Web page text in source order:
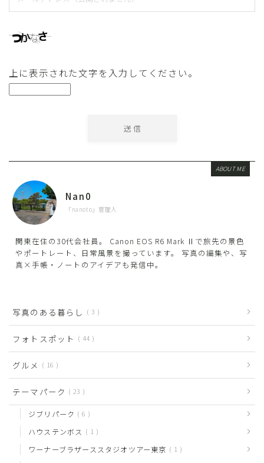
上に表示された文字を入力してください。
ABOUT ME
Nan0
「nanoto」管理人
関東在住の30代会社員。 Canon EOS R6 Mark Ⅱで旅先の景色
やポートレート、日常風景を撮っています。 写真の編集や、写
真×手帳・ノートのアイデアも発信中。
写真のある暮らし 3
フォトスポット 44
グルメ 16
テーマパーク 23
ジブリパーク 6
ハウステンボス 1
ワーナーブラザーススタジオツアー東京 1